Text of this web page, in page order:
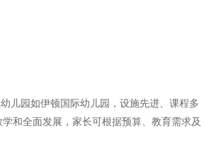
儿园如伊顿国际幼儿园，设施先进、课程多
和全面发展，家长可根据预算、教育需求及